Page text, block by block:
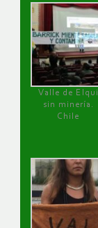
Valle de Elqui
sin minería.
Chile